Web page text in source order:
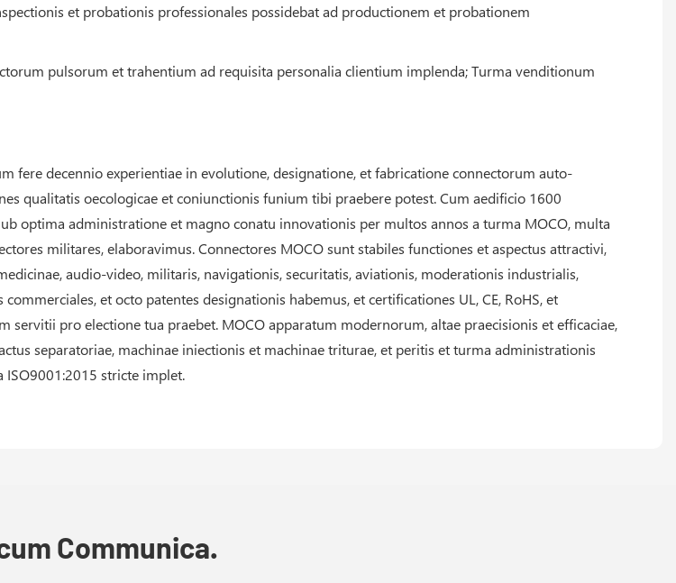
et probationis professionales possidebat ad productionem et probationem
pulsorum et trahentium ad requisita personalia clientium implenda; Turma venditionum
fere decennio experientiae in evolutione, designatione, et fabricatione connectorum auto-
qualitatis oecologicae et coniunctionis funium tibi praebere potest. Cum aedificio 1600
optima administratione et magno conatu innovationis per multos annos a turma MOCO, multa
militares, elaboravimus. Connectores MOCO sunt stabiles functiones et aspectus attractivi,
audio-video, militaris, navigationis, securitatis, aviationis, moderationis industrialis,
et octo patentes designationis habemus, et certificationes UL, CE, RoHS, et
pro electione tua praebet. MOCO apparatum modernorum, altae praecisionis et efficaciae,
separatoriae, machinae iniectionis et machinae triturae, et peritis et turma administrationis
stricte implet.
Communica.